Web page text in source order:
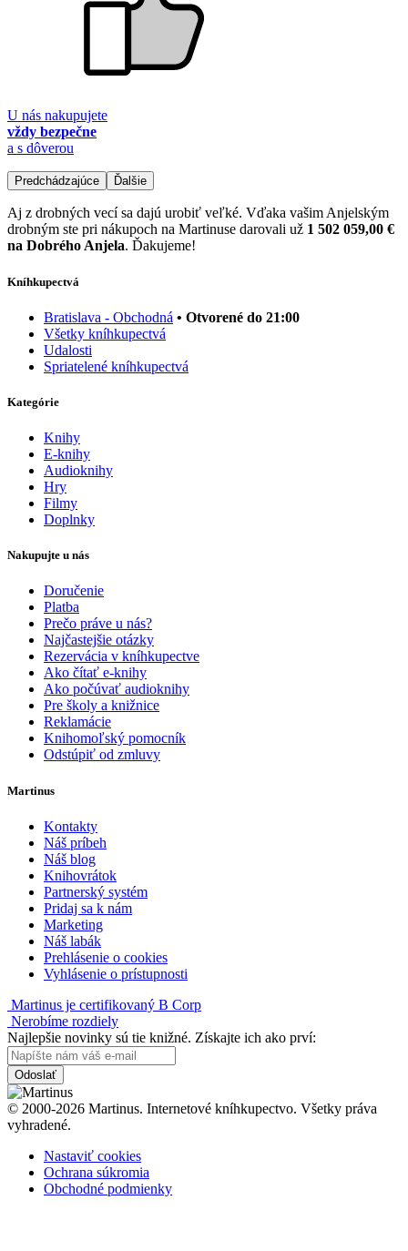
U nás nakupujete
vždy bezpečne
a s dôverou
Predchádzajúce Ďalšie
Aj z drobných vecí sa dajú urobiť veľké. Vďaka vašim Anjelským
drobným ste pri nákupoch na Martinuse darovali už 1 502 059,00 €
na Dobrého Anjela. Ďakujeme!
Kníhkupectvá
Bratislava - Obchodná • Otvorené do 21:00
Všetky kníhkupectvá
Udalosti
Spriatelené kníhkupectvá
Kategórie
Knihy
E-knihy
Audioknihy
Hry
Filmy
Doplnky
Nakupujte u nás
Doručenie
Platba
Prečo práve u nás?
Najčastejšie otázky
Rezervácia v kníhkupectve
Ako čítať e-knihy
Ako počúvať audioknihy
Pre školy a knižnice
Reklamácie
Knihomoľský pomocník
Odstúpiť od zmluvy
Martinus
Kontakty
Náš príbeh
Náš blog
Knihovrátok
Partnerský systém
Pridaj sa k nám
Marketing
Náš labák
Prehlásenie o cookies
Vyhlásenie o prístupnosti
Martinus je certifikovaný B Corp
Nerobíme rozdiely
Najlepšie novinky sú tie knižné. Získajte ich ako prví:
Odoslať
© 2000-2026 Martinus. Internetové kníhkupectvo. Všetky práva
vyhradené.
Nastaviť cookies
Ochrana súkromia
Obchodné podmienky